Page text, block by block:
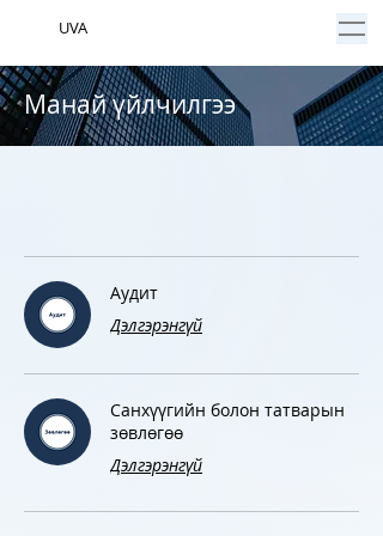
UVA
Манай үйлчилгээ
Аудит
Дэлгэрэнгүй
Санхүүгийн болон татварын
зөвлөгөө
Дэлгэрэнгүй